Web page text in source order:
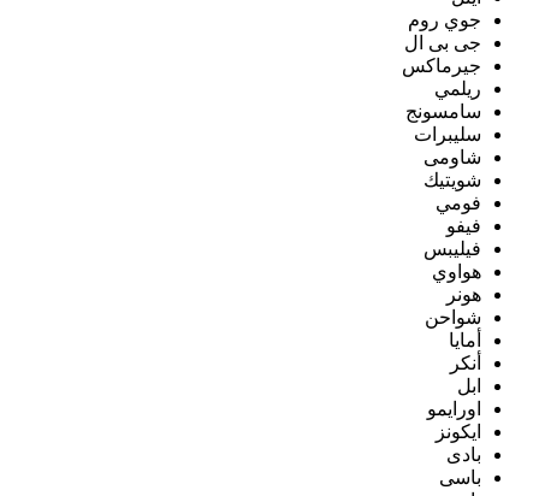
جوي روم
جى بى ال
جيرماكس
ريلمي
سامسونج
سليبرات
شاومى
شويتيك
فومي
فيفو
فيليبس
هواوي
هونر
شواحن
أمايا
أنكر
ابل
اورايمو
ايكونز
بادى
باسى